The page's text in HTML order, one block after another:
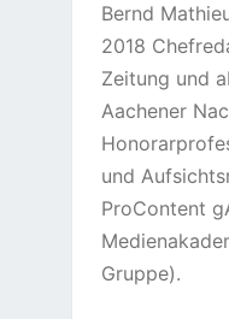
Bernd
2018
Zeitung und
Aachener
und
ProContent
Gruppe).